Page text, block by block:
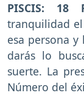
PISCIS:
tranquilidad
esa persona
darás lo
suerte. La
Número del